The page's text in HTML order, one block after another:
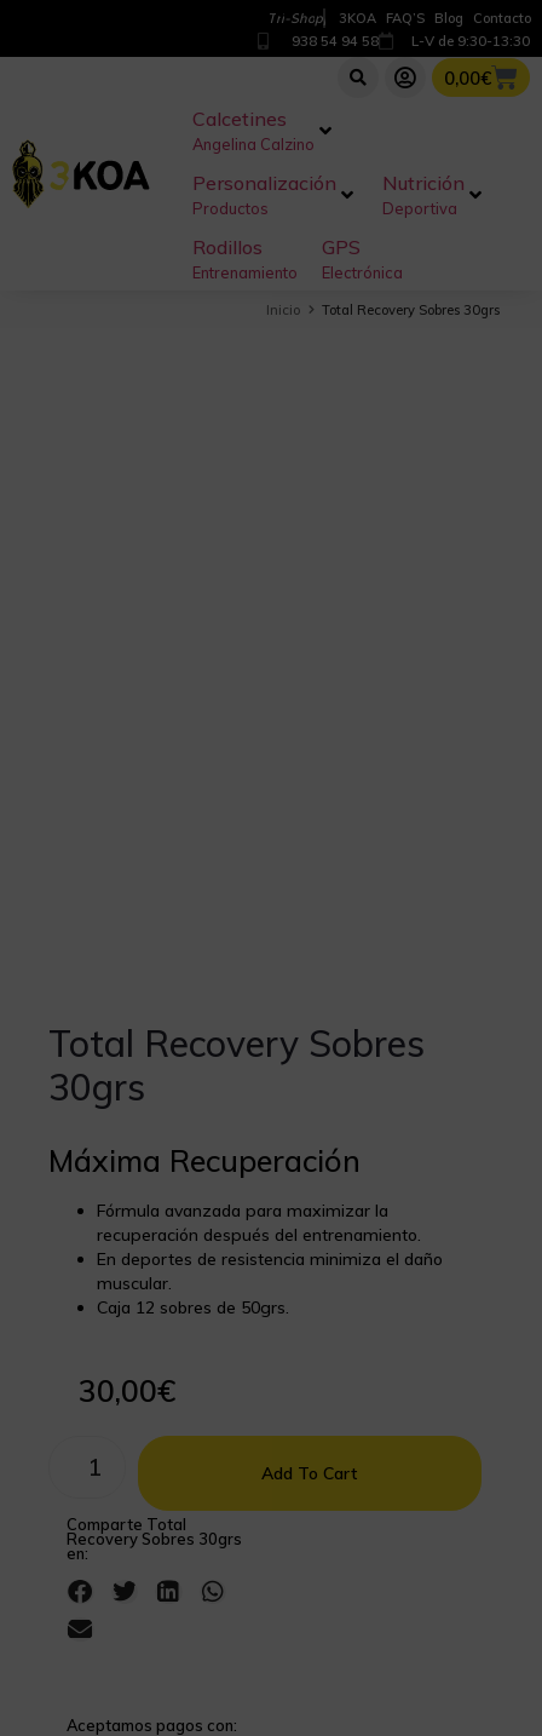
Tri-Shop 3KOA FAQ’S Blog Contacto
938 54 94 58 L-V de 9:30-13:30
0,00€
Calcetines
Angelina Calzino
Personalización
Productos
Nutrición
Deportiva
Rodillos
Entrenamiento
GPS
Electrónica
Inicio Total Recovery Sobres 30grs
Total Recovery Sobres
30grs
Máxima Recuperación
Fórmula avanzada para maximizar la
recuperación después del entrenamiento.
En deportes de resistencia minimiza el daño
muscular.
Caja 12 sobres de 50grs.
30,00€
Add To Cart
Comparte Total
Recovery Sobres 30grs
en:
Aceptamos pagos con: